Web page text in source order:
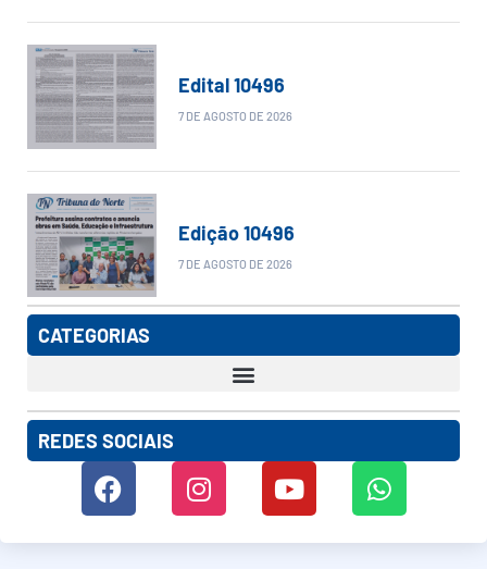
Edital 10496
7 DE AGOSTO DE 2026
Edição 10496
7 DE AGOSTO DE 2026
CATEGORIAS
REDES SOCIAIS